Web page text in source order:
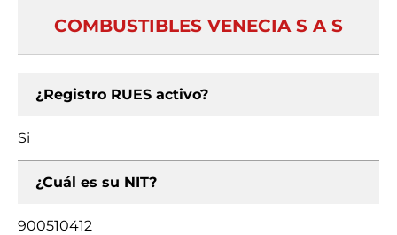
COMBUSTIBLES VENECIA S A S
¿Registro RUES activo?
Si
¿Cuál es su NIT?
900510412